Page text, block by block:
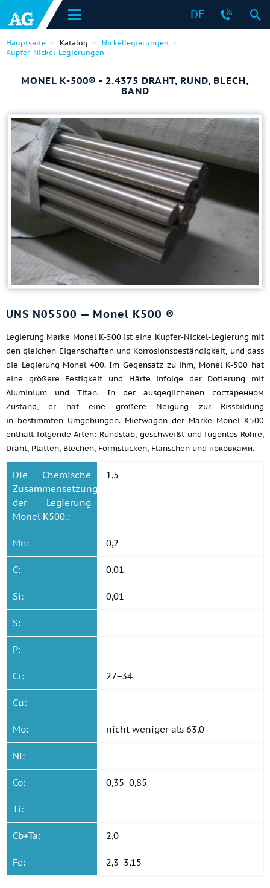
DE
Hauptseite Katalog
Nickellegierungen
Kupfer-Nickel-Legierungen
MONEL K-500® - 2.4375 DRAHT, RUND, BLECH,
BAND
UNS N05500 — Monel K500 ®
Legierung Marke Monel K-500 ist eine Kupfer-Nickel-Legierung mit
den gleichen Eigenschaften und Korrosionsbeständigkeit, und dass
die Legierung Monel 400. Im Gegensatz zu ihm, Monel K-500 hat
eine größere Festigkeit und Härte infolge der Dotierung mit
Aluminium und Titan. In der ausgeglichenen состаренном
Zustand, er hat eine größere Neigung zur Rissbildung
in bestimmten Umgebungen. Mietwagen der Marke Monel K500
enthält folgende Arten: Rundstab, geschweißt und fugenlos Rohre,
Draht, Platten, Blechen, Formstücken, Flanschen und поковками.
Die Chemische
Zusammensetzung
der Legierung
Monel K500.:
1,5
Mn: 0,2
C: 0,01
Si: 0,01
S:
P:
Cr: 27−34
Cu:
Mo: nicht weniger als 63,0
Ni:
Co: 0,35−0,85
Ti:
Cb+Ta: 2,0
Fe: 2,3−3,15